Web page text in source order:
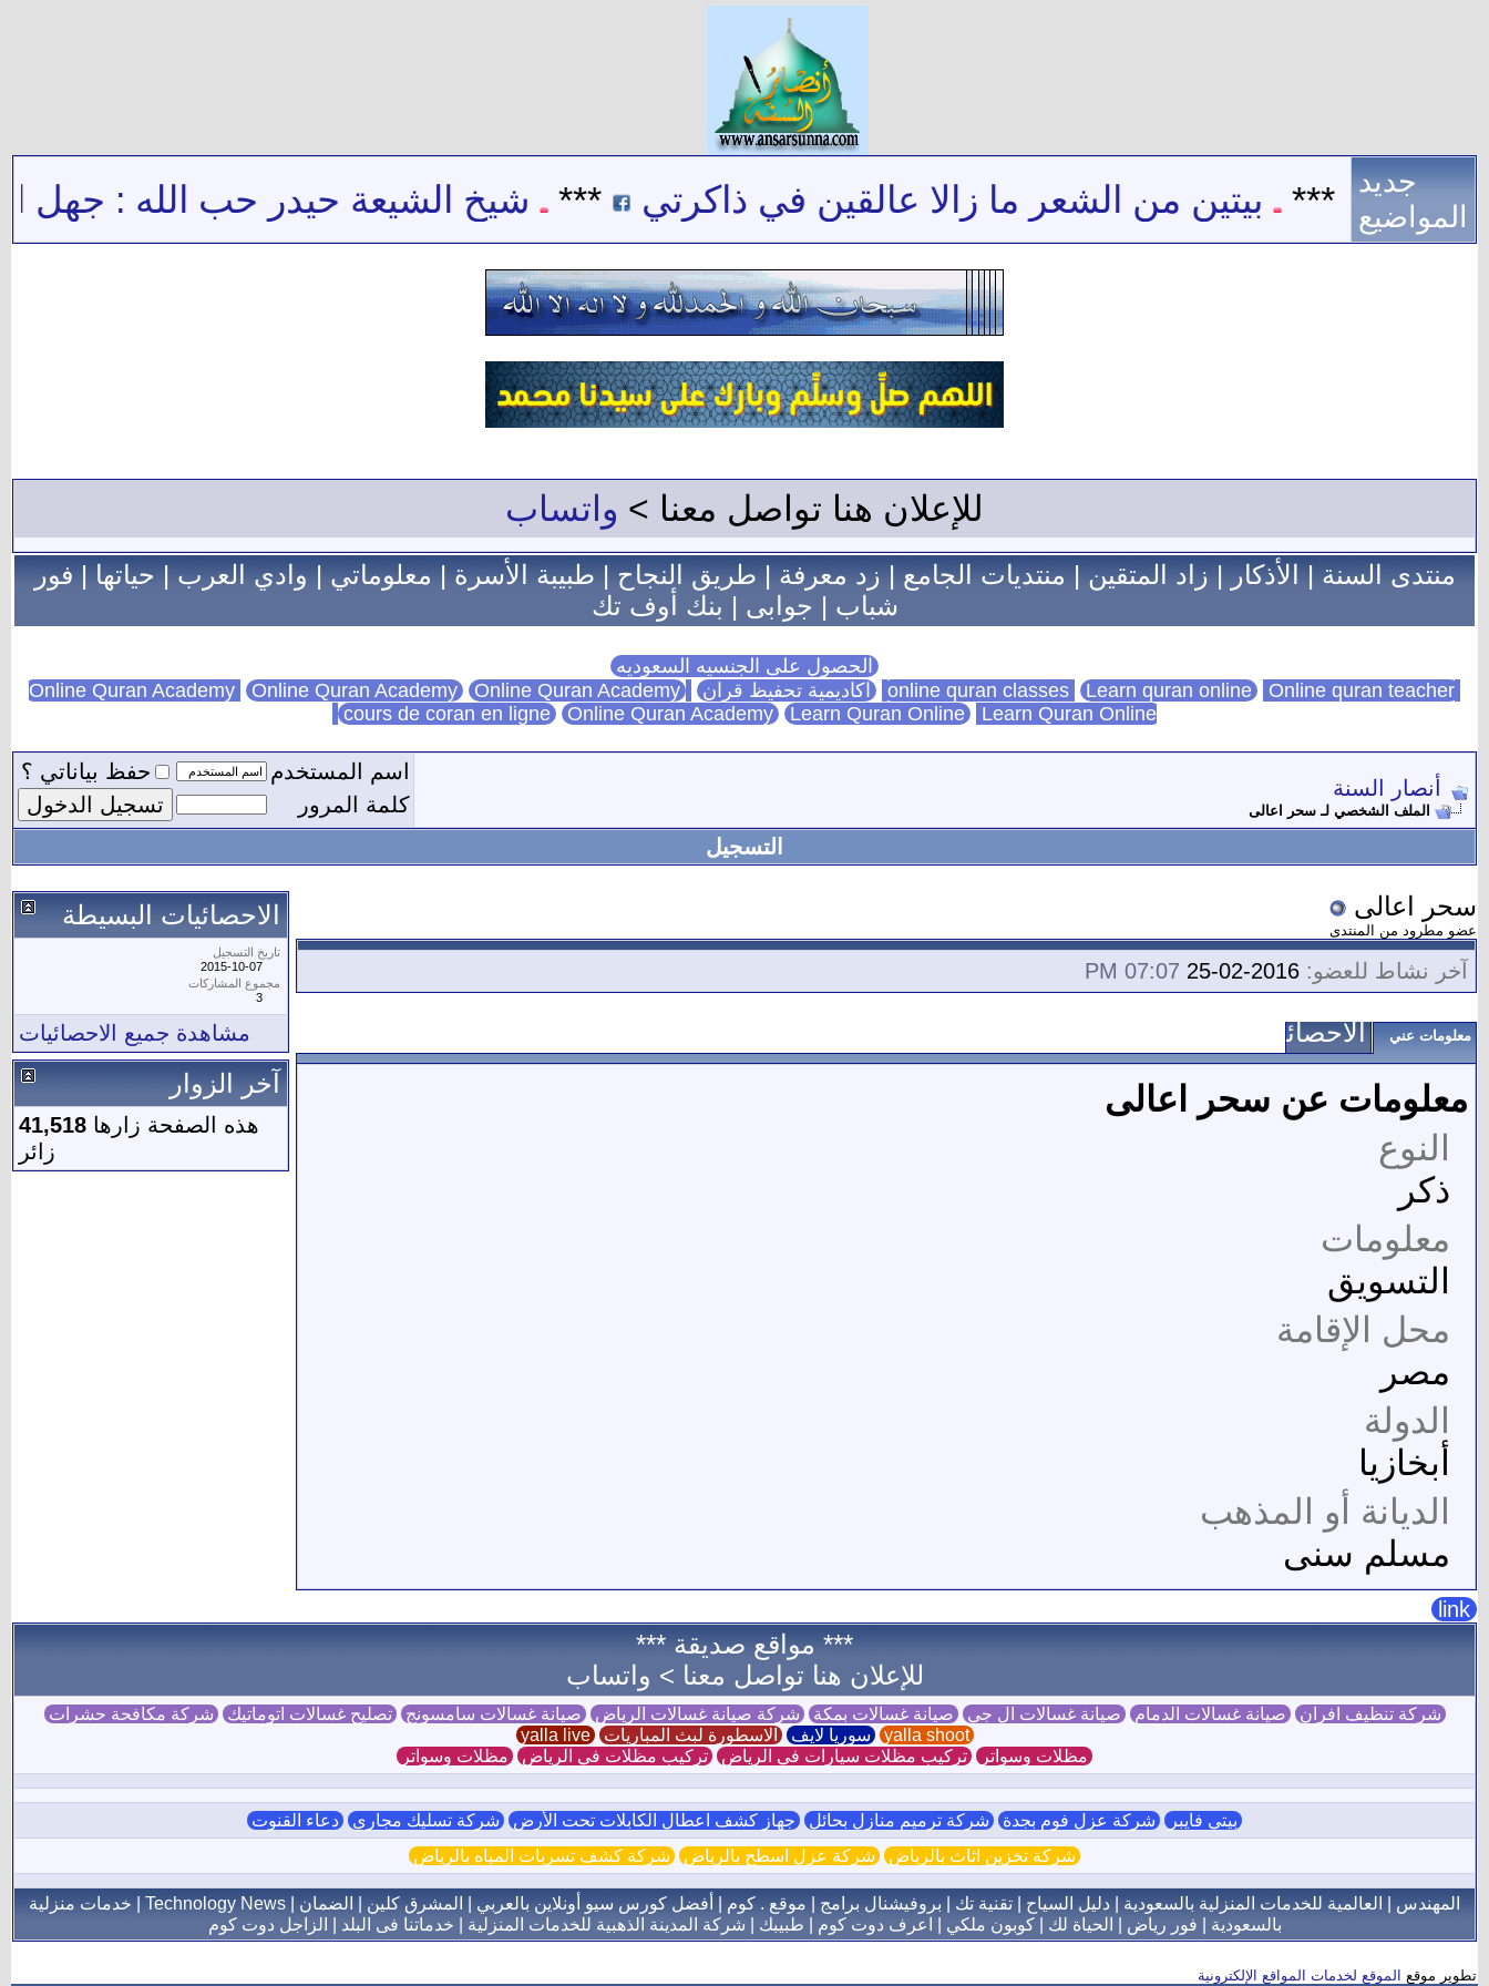
*** بيتين من الشعر ما زالا عالقين في ذاكرتي *** شيخ الشيعة حيدر حب الله : جهل
جديد
المواضيع
للإعلان هنا تواصل معنا > واتساب
منتدى السنة|الأذكار|زاد المتقين|منتديات الجامع|زد معرفة|طريق النجاح|طبيبة الأسرة|معلوماتي|وادي العرب|حياتها|فور
شباب | جوابى | بنك أوف تك
الحصول على الجنسيه السعوديه
Learn quran online Online quran teacher اكاديمية تحفيظ قران Online Quran Academy Online Quran Academy
cours de coran en ligne Online Quran Academy Learn Quran Online Learn Quran Online
أنصار السنة
الملف الشخصي لـ سحر اعالى
اسم المستخدم
حفظ بياناتي ؟
كلمة المرور
التسجيل
سحر اعالى
عضو مطرود من المنتدى
آخر نشاط للعضو: 07:07 PM
معلومات عني الاحصائيات
معلومات عن سحر اعالى
النوع
ذكر
معلومات
التسويق
محل الإقامة
مصر
الدولة
أبخازيا
الديانة أو المذهب
مسلم سنى
الاحصائيات البسيطة
تاريخ التسجيل
2015-10-07
مجموع المشاركات
3
مشاهدة جميع الاحصائيات
آخر الزوار
هذه الصفحة زارها 41,518
زائر
link
*** مواقع صديقة ***
للإعلان هنا تواصل معنا > واتساب
شركة تنظيف افران صيانة غسالات الدمام صيانة غسالات ال جي صيانة غسالات بمكة شركة صيانة غسالات الرياض صيانة غسالات سامسونج تصليح غسالات اتوماتيك شركة مكافحة حشرات
yalla shoot
سوريا لايف الاسطورة لبث المباريات yalla live
مظلات وسواتر تركيب مظلات سيارات في الرياض تركيب مظلات في الرياض مظلات وسواتر
بيتي فايبر شركة عزل فوم بجدة شركة ترميم منازل بحائل جهاز كشف اعطال الكابلات تحت الأرض شركة تسليك مجاري دعاء القنوت
شركة تخزين اثاث بالرياض شركة عزل اسطح بالرياض شركة كشف تسربات المياه بالرياض
المهندس العالمية للخدمات المنزلية بالسعودية دليل السياح تقنية تك بروفيشنال برامج موقع . كوم أفضل كورس سيو أونلاين بالعربي المشرق كلين الضمان Technology News
خدمات منزلية
بالسعودية
فور رياض الحياة لك |كوبون ملكي اعرف دوت كوم طبيبك شركة المدينة الذهبية للخدمات المنزلية خدماتنا فى البلد الزاجل دوت كوم
تطوير موقع الموقع لخدمات المواقع الإلكترونية